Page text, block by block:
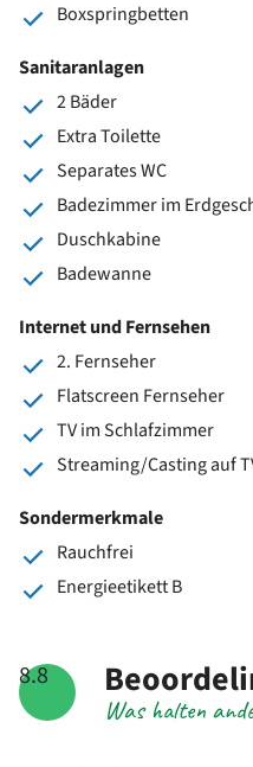
Boxspringbetten
Sanitaranlagen
2 Bäder
Extra Toilette
Separates WC
Badezimmer im
Duschkabine
Badewanne
Internet und Fernsehen
2. Fernseher
Flatscreen Fernseher
TV im Schlafzimmer
Streaming/Casting auf
Sondermerkmale
Rauchfrei
Energieetikett B
8.8
Was halten